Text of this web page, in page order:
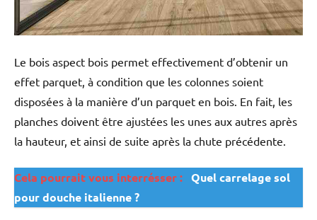
Le bois aspect bois permet effectivement d’obtenir un
effet parquet, à condition que les colonnes soient
disposées à la manière d’un parquet en bois. En fait, les
planches doivent être ajustées les unes aux autres après
la hauteur, et ainsi de suite après la chute précédente.
Cela pourrait vous interrésser : Quel carrelage sol
pour douche italienne ?